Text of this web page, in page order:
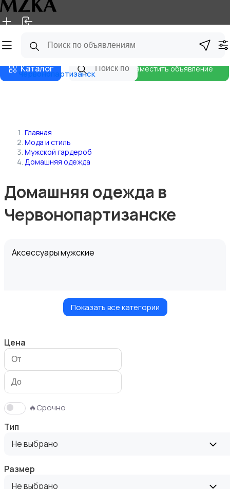
Главная Магазины
Каталог
Червонопартизанск
Разместить объявление
Главная
Мода и стиль
Мужской гардероб
Домашняя одежда
Домашняя одежда в
Червонопартизанске
Аксессуары мужские
Головные уборы
Домашняя одежда
Показать все категории
Цена
🔥Срочно
Тип
Не выбрано
Размер
Не выбрано